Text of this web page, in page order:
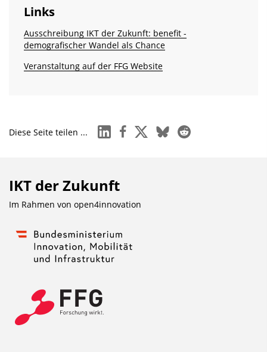
Links
Ausschreibung IKT der Zukunft: benefit -
demografischer Wandel als Chance
Veranstaltung auf der FFG Website
Diese Seite teilen ... linkedinfacebook
x blueskyreddit
IKT der Zukunft
Im Rahmen von open4innovation